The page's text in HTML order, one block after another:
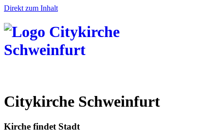
Direkt zum Inhalt
Citykirche Schweinfurt
Kirche findet Stadt